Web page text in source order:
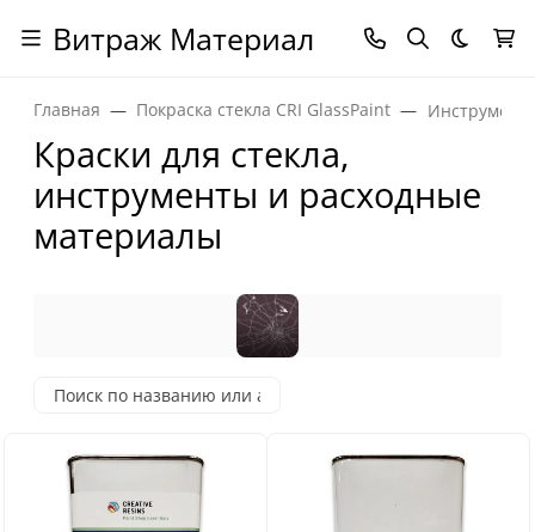
Витраж Материал Темная
Главная Покраска стекла CRI GlassPaint
Краски для стекла,
инструменты и расходные
материалы